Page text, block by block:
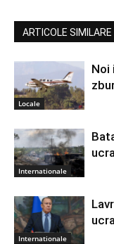
ARTICOLE SIMILARE
Locale
Noi
Internationale
Internationale